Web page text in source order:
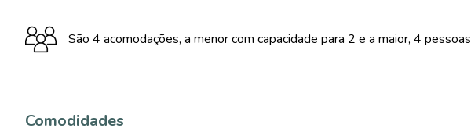
São 4 acomodações, a menor com capacidade para 2 e a maior, 4 pessoas
Comodidades